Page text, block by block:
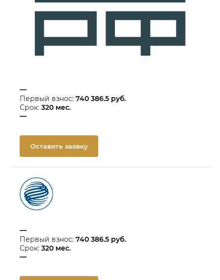
—
Первый взнос: 740 386.5 руб.
Срок: 320 мес.
—
Оставить заявку
—
Первый взнос: 740 386.5 руб.
Срок: 320 мес.
—